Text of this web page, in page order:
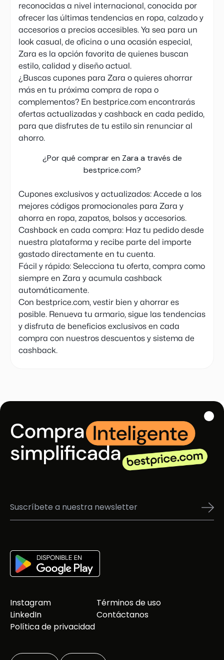
reconocidas a nivel internacional, conocida por
ofrecer las últimas tendencias en ropa, calzado y
accesorios a precios accesibles. Ya sea para un
look casual, de oficina o una ocasión especial,
Zara es la opción favorita de quienes buscan
estilo, calidad y diseño actual.
¿Buscas cupones para Zara o quieres ahorrar
más en tu próxima compra de ropa o
complementos? En bestprice.com encontrarás
ofertas actualizadas y cashback en cada pedido,
para que disfrutes de tu estilo sin renunciar al
ahorro.
¿Por qué comprar en Zara a través de
bestprice.com?
Cupones exclusivos y actualizados: Accede a los
mejores códigos promocionales para Zara y
ahorra en ropa, zapatos, bolsos y accesorios.
Cashback en cada compra: Haz tu pedido desde
nuestra plataforma y recibe parte del importe
gastado directamente en tu cuenta.
Fácil y rápido: Selecciona tu oferta, compra como
siempre en Zara y acumula cashback
automáticamente.
Con bestprice.com, vestir bien y ahorrar es
posible. Renueva tu armario, sigue las tendencias
y disfruta de beneficios exclusivos en cada
compra con nuestros descuentos y sistema de
cashback.
Instagram
LinkedIn
Política de privacidad
Términos de uso
Contáctanos